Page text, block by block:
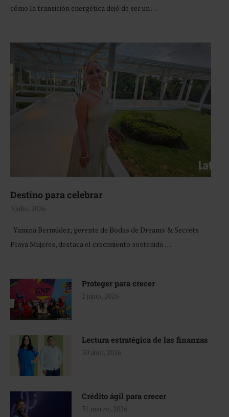
cómo la transición energética dejó de ser un …
Destino para celebrar
3 julio, 2026
Yamina Bermúdez, gerente de Bodas de Dreams & Secrets
Playa Mujeres, destaca el crecimiento sostenido …
Proteger para crecer
2 junio, 2026
Lectura estratégica de las finanzas
30 abril, 2026
Crédito ágil para crecer
31 marzo, 2026